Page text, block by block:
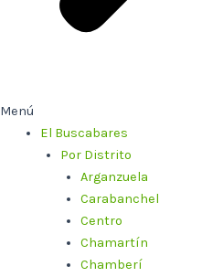
Menú
El Buscabares
Por Distrito
Arganzuela
Carabanchel
Centro
Chamartín
Chamberí